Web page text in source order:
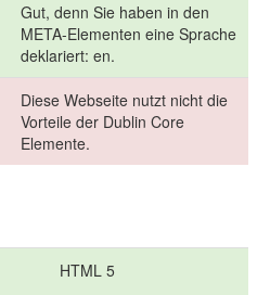
Gut, denn Sie haben in den
META-Elementen eine Sprache
deklariert: en.
Diese Webseite nutzt nicht die
Vorteile der Dublin Core
Elemente.
HTML 5